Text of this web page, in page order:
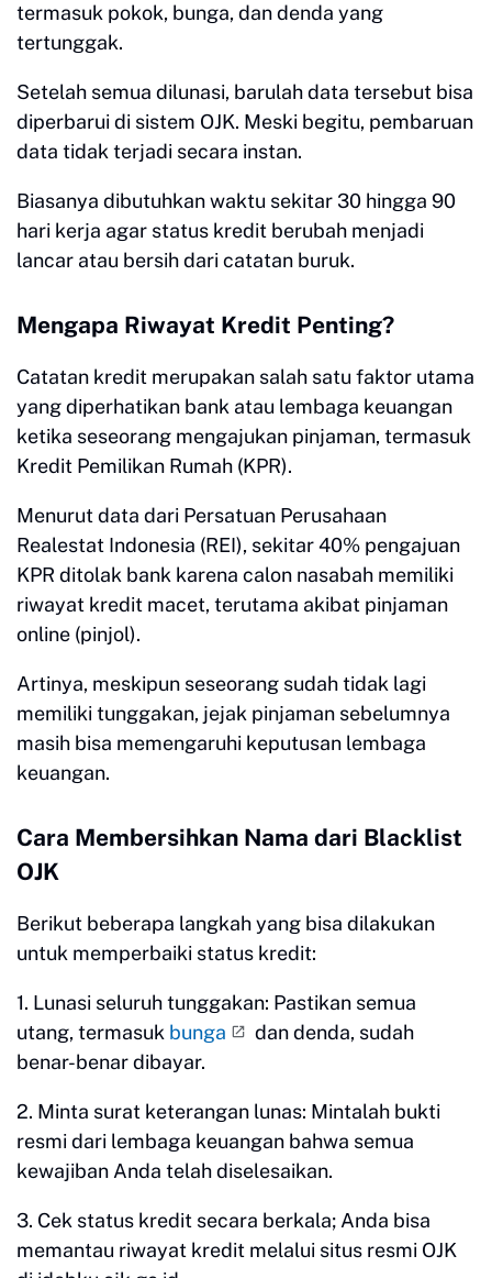
termasuk pokok, bunga, dan denda yang
tertunggak.
Setelah semua dilunasi, barulah data tersebut bisa
diperbarui di sistem OJK. Meski begitu, pembaruan
data tidak terjadi secara instan.
Biasanya dibutuhkan waktu sekitar 30 hingga 90
hari kerja agar status kredit berubah menjadi
lancar atau bersih dari catatan buruk.
Mengapa Riwayat Kredit Penting?
Catatan kredit merupakan salah satu faktor utama
yang diperhatikan bank atau lembaga keuangan
ketika seseorang mengajukan pinjaman, termasuk
Kredit Pemilikan Rumah (KPR).
Menurut data dari Persatuan Perusahaan
Realestat Indonesia (REI), sekitar 40% pengajuan
KPR ditolak bank karena calon nasabah memiliki
riwayat kredit macet, terutama akibat pinjaman
online (pinjol).
Artinya, meskipun seseorang sudah tidak lagi
memiliki tunggakan, jejak pinjaman sebelumnya
masih bisa memengaruhi keputusan lembaga
keuangan.
Cara Membersihkan Nama dari Blacklist
OJK
Berikut beberapa langkah yang bisa dilakukan
untuk memperbaiki status kredit:
1. Lunasi seluruh tunggakan: Pastikan semua
utang, termasuk bunga
dan denda, sudah
benar-benar dibayar.
2. Minta surat keterangan lunas: Mintalah bukti
resmi dari lembaga keuangan bahwa semua
kewajiban Anda telah diselesaikan.
3. Cek status kredit secara berkala; Anda bisa
memantau riwayat kredit melalui situs resmi OJK